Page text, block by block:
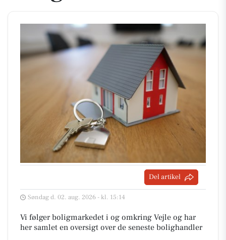
Del artikel
Søndag d. 02. aug. 2026 - kl. 15:14
Vi følger boligmarkedet i og omkring Vejle og har
her samlet en oversigt over de seneste bolighandler